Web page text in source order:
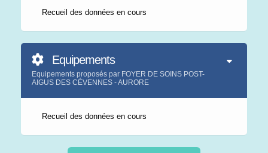
Recueil des données en cours
Equipements
Equipements proposés par FOYER DE SOINS POST-
AIGUS DES CÉVENNES - AURORE
Recueil des données en cours